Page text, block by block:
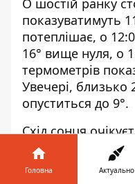
О шостій ранку
показуватимуть
потеплішає, о
16° вище нуля, о
термометрів
Увечері, близько
опуститься до 9°.
Схід сонця
17:25. Цікаво,
цього дня
вона сягнула
Головна Актуально